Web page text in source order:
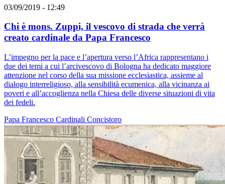
03/09/2019 - 12:49
Chi è mons. Zuppi, il vescovo di strada che verrà
creato cardinale da Papa Francesco
L’impegno per la pace e l’apertura verso l’Africa rappresentano i
due dei temi a cui l’arcivescovo di Bologna ha dedicato maggiore
attenzione nel corso della sua missione ecclesiastica, assieme al
dialogo interreligioso, alla sensibilità ecumenica, alla vicinanza ai
poveri e all’accoglienza nella Chiesa delle diverse situazioni di vita
dei fedeli.
Papa Francesco Cardinali Concistoro